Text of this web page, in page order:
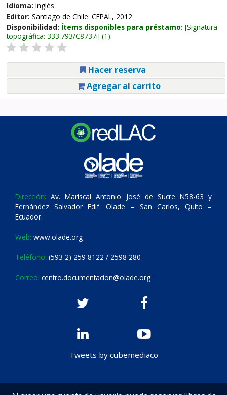
Idioma: Inglés
Editor: Santiago de Chile: CEPAL, 2012
Disponibilidad: Ítems disponibles para préstamo: Signatura
topográfica: 333.793/C8737i (1).
Hacer reserva
Agregar al carrito
Dirección: Av. Mariscal Antonio José de Sucre N58-63 y
Fernández Salvador Edif. Olade – San Carlos, Quito –
Ecuador.
Web: www.olade.org
Teléfono: (593 2) 259 8122 / 2598 280
Correo: centro.documentacion@olade.org
Tweets by cubemediaco